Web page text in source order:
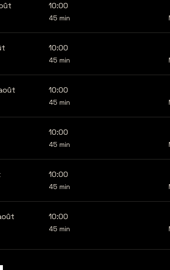
10:00
45 min
45
minutes
10:00
45 min
45
minutes
10:00
45 min
45
minutes
10:00
45 min
45
minutes
10:00
45 min
45
minutes
10:00
45 min
45
minutes